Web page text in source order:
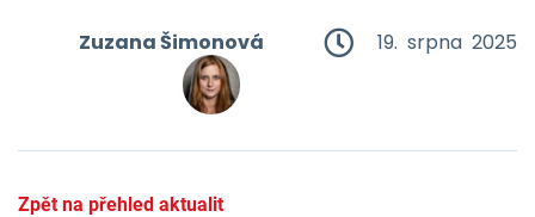
19. srpna 2025
Zuzana Šimonová
Zpět na přehled aktualit